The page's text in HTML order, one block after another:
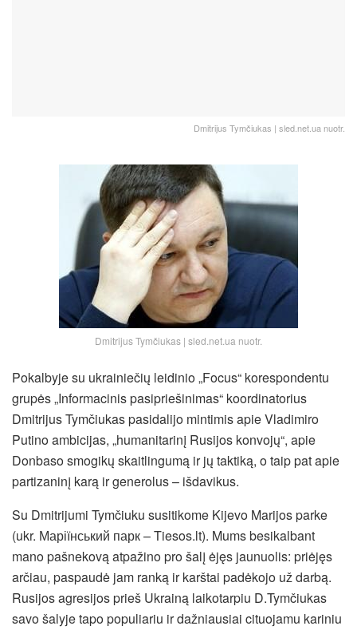
Dmitrijus Tymčiukas | sled.net.ua nuotr.
Dmitrijus Tymčiukas | sled.net.ua nuotr.
Pokalbyje su ukrainiečių leidinio „Focus“ korespondentu
grupės „Informacinis pasipriešinimas“ koordinatorius
Dmitrijus Tymčiukas pasidalijo mintimis apie Vladimiro
Putino ambicijas, „humanitarinį Rusijos konvojų“, apie
Donbaso smogikų skaitlingumą ir jų taktiką, o taip pat apie
partizaninį karą ir generolus – išdavikus.
Su Dmitrijumi Tymčiuku susitikome Kijevo Marijos parke
(ukr. Маріїнський парк – Tiesos.lt). Mums besikalbant
mano pašnekovą atpažino pro šalį ėjęs jaunuolis: priėjęs
arčiau, paspaudė jam ranką ir karštai padėkojo už darbą.
Rusijos agresijos prieš Ukrainą laikotarpiu D.Tymčiukas
savo šalyje tapo populiariu ir dažniausiai cituojamu kariniu